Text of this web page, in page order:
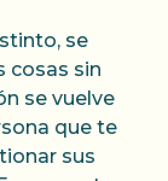
se
cosas sin
se vuelve
que te
sus